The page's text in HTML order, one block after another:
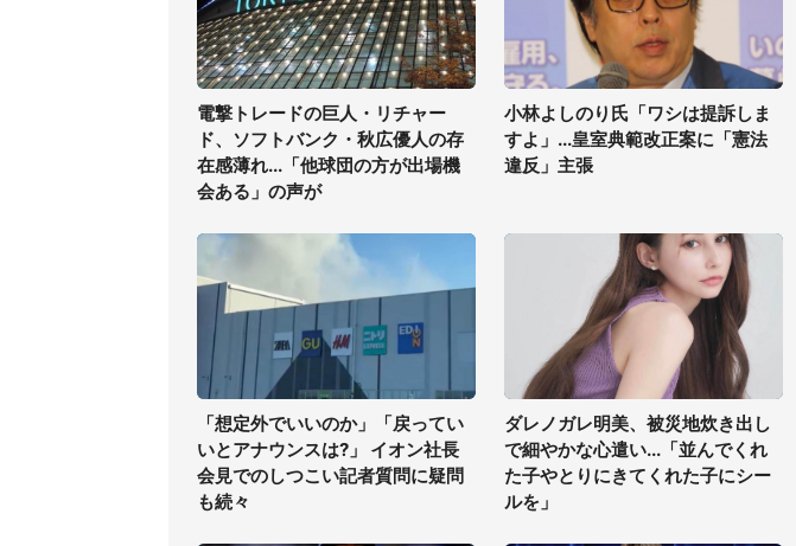
電撃トレードの巨人・リチャー
ド、ソフトバンク・秋広優人の存
在感薄れ...「他球団の方が出場機
会ある」の声が
小林よしのり氏「ワシは提訴しま
すよ」...皇室典範改正案に「憲法
違反」主張
「想定外でいいのか」「戻ってい
いとアナウンスは?」 イオン社長
会見でのしつこい記者質問に疑問
も続々
ダレノガレ明美、被災地炊き出し
で細やかな心遣い...「並んでくれ
た子やとりにきてくれた子にシー
ルを」